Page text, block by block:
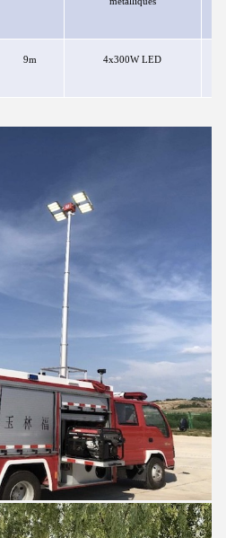
9m 4x300W LED